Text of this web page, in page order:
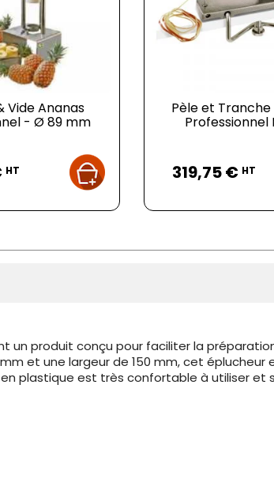
Vide Ananas
- Ø 89 mm
HT
Pèle et
Professionnel
319,75 € HT
un produit conçu pour faciliter la
et une largeur de 150 mm, cet éplucheur
plastique est très confortable à utiliser et